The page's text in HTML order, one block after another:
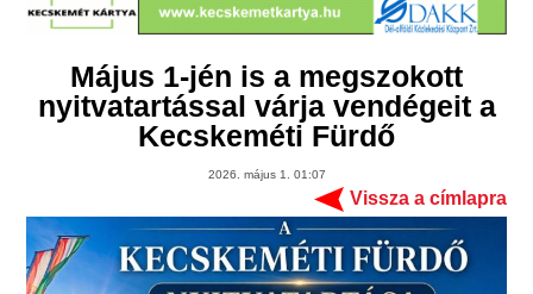
Május 1-jén is a megszokott
nyitvatartással várja vendégeit a
Kecskeméti Fürdő
2026. május 1. 01:07
Vissza a címlapra